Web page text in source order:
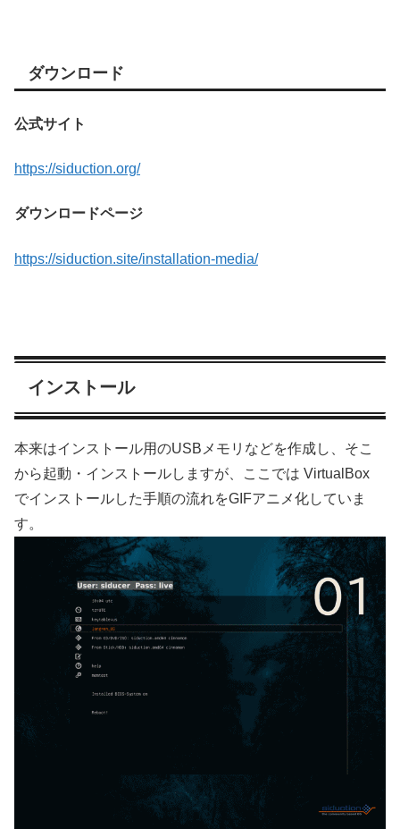
ダウンロード
公式サイト
https://siduction.org/
ダウンロードページ
https://siduction.site/installation-media/
インストール
本来はインストール用のUSBメモリなどを作成し、そこ
から起動・インストールしますが、ここでは VirtualBox
でインストールした手順の流れをGIFアニメ化していま
す。